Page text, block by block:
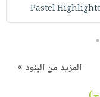
Pastel
5
المزيد من البنود »